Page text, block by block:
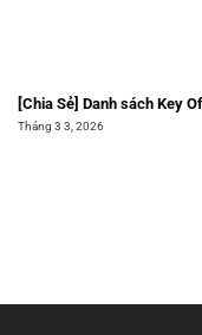
[Chia Sẻ] Danh sách Key
Tháng 3 3, 2026